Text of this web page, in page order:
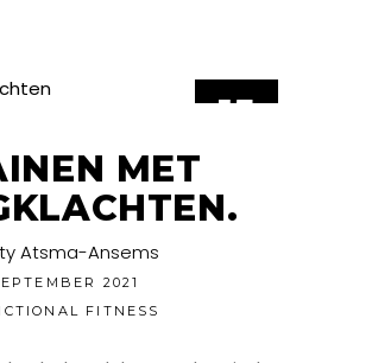
15
MET
Atsma-Ansems
2021
FITNESS